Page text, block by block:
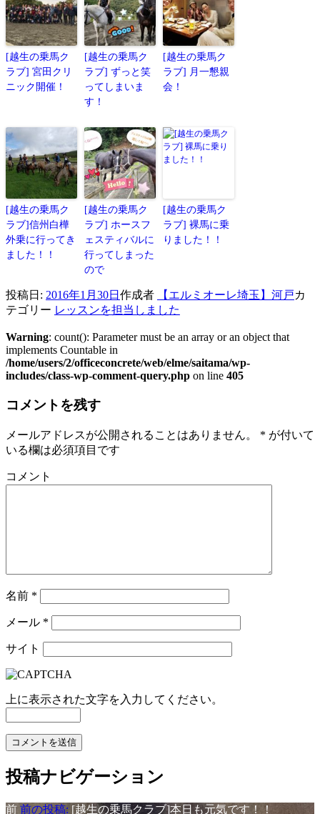
[越生の乗馬ク
ラブ] 宮田クリ
ニック開催！
[越生の乗馬ク
ラブ] ずっと笑
ってしまいま
す！
[越生の乗馬ク
ラブ] 月一懇親
会！
[越生の乗馬ク
ラブ]信州白樺
外乗に行ってき
ました！！
[越生の乗馬ク
ラブ] ホースフ
ェスティバルに
行ってしまった
ので
[越生の乗馬ク
ラブ] 裸馬に乗
りました！！
投稿日: 2016年1月30日 作成者 【エルミオーレ埼玉】河戸カ
テゴリー レッスンを担当しました
Warning: count(): Parameter must be an array or an object that
implements Countable in
/home/users/2/officeconcrete/web/elme/saitama/wp-
includes/class-wp-comment-query.php on line 405
コメントを残す
メールアドレスが公開されることはありません。 * が付いて
いる欄は必須項目です
コメント
名前 *
メール *
サイト
上に表示された文字を入力してください。
投稿ナビゲーション
前 前の投稿: [越生の乗馬クラブ]本日も元気です！！